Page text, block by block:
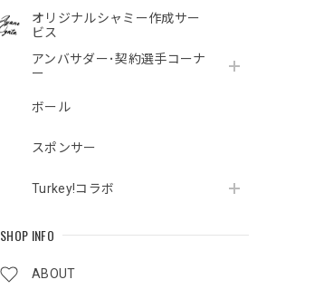
オリジナルシャミー作成サー
ビス
アンバサダー･契約選手コーナ
ー
ボール
スポンサー
Turkey!コラボ
SHOP INFO
ABOUT